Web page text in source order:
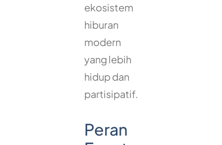
ekosistem
hiburan
modern
yang lebih
hidup dan
partisipatif.
Peran